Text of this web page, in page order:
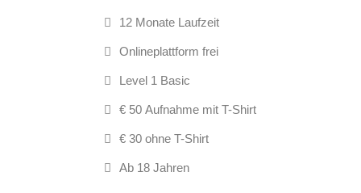
12 Monate Laufzeit
Onlineplattform frei
Level 1 Basic
€ 50 Aufnahme mit T-Shirt
€ 30 ohne T-Shirt
Ab 18 Jahren